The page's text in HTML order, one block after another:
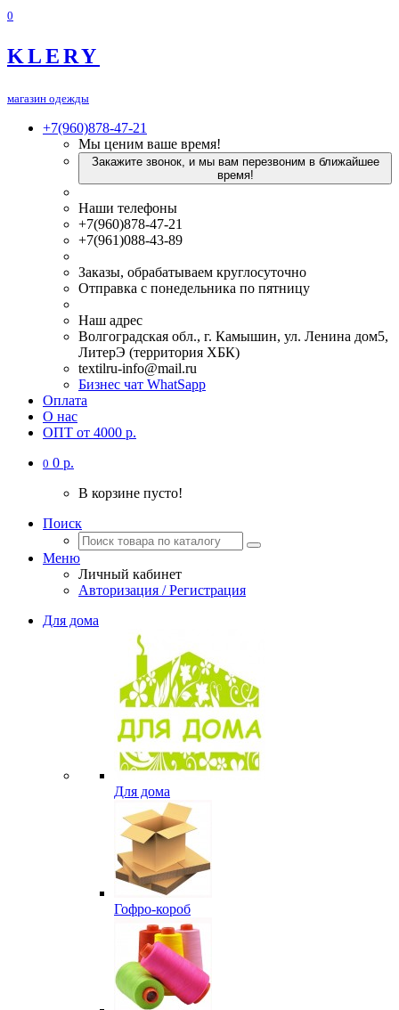
0
KLERY
магазин одежды
+7(960)878-47-21
Мы ценим ваше время!
Закажите звонок, и мы вам перезвоним в ближайшее
время!
Наши телефоны
+7(960)878-47-21
+7(961)088-43-89
Заказы, обрабатываем круглосуточно
Отправка с понедельника по пятницу
Наш адрес
Волгоградская обл., г. Камышин, ул. Ленина дом5,
ЛитерЭ (территория ХБК)
textilru-info@mail.ru
Бизнес чат WhatSapp
Оплата
О нас
ОПТ от 4000 р.
0 0 р.
В корзине пусто!
Поиск
Меню
Личный кабинет
Авторизация / Регистрация
Для дома
Для дома
Гофро-короб